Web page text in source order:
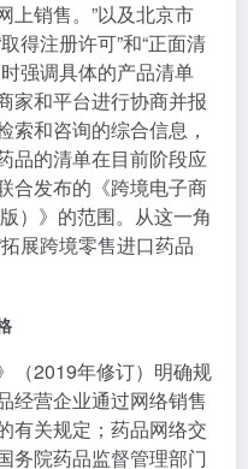
上销售。”以及北京市
得注册许可”和“正面清
强调具体的产品清单
家和平台进行协商并报
索和咨询的综合信息，
品的清单在目前阶段应
合发布的《跨境电子商
）》的范围。从这一角
展跨境零售进口药品
（2019年修订）明确规
经营企业通过网络销售
有关规定；药品网络交
务院药品监督管理部门